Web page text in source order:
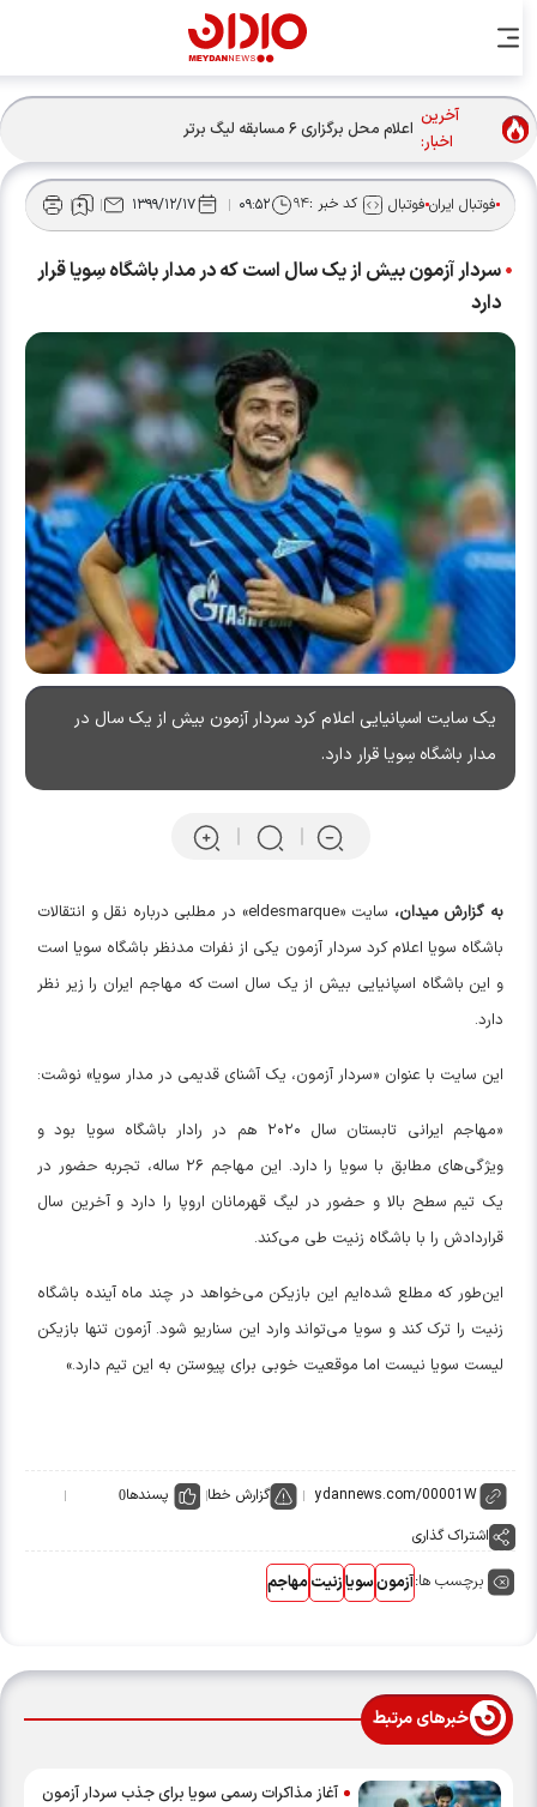
آخرین
اخبار:
اعلام محل برگزاری ۶ مسابقه لیگ برتر
فوتبال ایرانفوتبال کد خبر :۹۴ ۰۹:۵۲ ۱۳۹۹/۱۲/۱۷
سردار آزمون بیش از یک سال است که در مدار باشگاه سِویا قرار
دارد
یک سایت اسپانیایی اعلام کرد سردار آزمون بیش از یک سال در
مدار باشگاه سِویا قرار دارد.
به گزارش میدان،
سایت «eldesmarque» در مطلبی درباره نقل و انتقالات
باشگاه سویا اعلام کرد سردار آزمون یکی از نفرات مدنظر باشگاه سویا است
و این باشگاه اسپانیایی بیش از یک سال است که مهاجم ایران را زیر نظر
دارد.
این سایت با عنوان «سردار آزمون، یکآشنایقدیمی در مدار سویا» نوشت:
«مهاجم ایرانی تابستان سال ۲۰۲۰ هم در رادار باشگاه سویا بود و
ویژگی‌های مطابق با سویا را دارد. این مهاجم ۲۶ ساله، تجربه حضور در
یک تیم سطح بالا و حضور در لیگ قهرمانان اروپا را دارد و آخرین سال
قراردادش را با باشگاهزنیتطی می‌کند.
این‌طور که مطلع شده‌ایم این بازیکن می‌خواهد در چند ماه آینده باشگاه
زنیترا ترک کند و سویا می‌تواند وارد این سناریو شود. آزمون تنها بازیکن
لیست سویا نیست اما موقعیت خوبی برای پیوستن به این تیم دارد.»
گزارش خطا پسندها0
اشتراک گذاری
برچسب ها:آزمونسویازنیتمهاجم
خبرهای مرتبط
آغاز مذاکرات رسمی سویا برای جذب سردار آزمون